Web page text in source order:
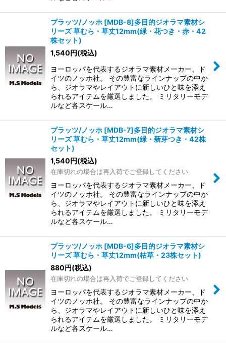
プラッツ/ノッホ [MDB-8]多目的ジオラマ素材シ
リーズ 草むら・草丈12mm(緑・花つき・赤・42
株セット)
1,540円(税込)
ヨーロッパを代表するジオラマ素材メーカー、ド
イツのノッホ社。 その豊富なラインナップの中か
ら、ジオラマやレイアウトに新しいひと味を添え
られるアイテムを厳選しました。 ミリタリーモデ
ルなど各スケール…
プラッツ/ノッホ [MDB-7]多目的ジオラマ素材シ
リーズ 草むら・草丈12mm(緑・新芽つき・42株
セット)
1,540円(税込)
在庫切れの場合は再入荷でご登録してください
ヨーロッパを代表するジオラマ素材メーカー、ド
イツのノッホ社。 その豊富なラインナップの中か
ら、ジオラマやレイアウトに新しいひと味を添え
られるアイテムを厳選しました。 ミリタリーモデ
ルなど各スケール…
プラッツ/ノッホ [MDB-6]多目的ジオラマ素材シ
リーズ 草むら・草丈12mm(枯草・23株セット)
880円(税込)
在庫切れの場合は再入荷でご登録してください
ヨーロッパを代表するジオラマ素材メーカー、ド
イツのノッホ社。 その豊富なラインナップの中か
ら、ジオラマやレイアウトに新しいひと味を添え
られるアイテムを厳選しました。 ミリタリーモデ
ルなど各スケール…